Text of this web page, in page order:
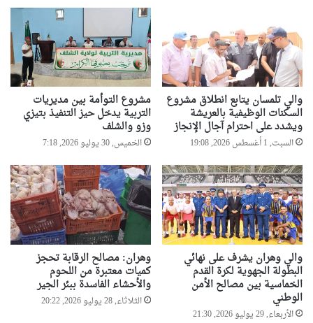
والي تلمسان يتابع انطلاق مشروع
السكنات الوظيفية بالعريشة
ويشدد على احترام آجال الإنجاز
السبت, 1 أغسطس 2026, 19:08
مشروع التوأمة بين مديريات
التربية يدخل حيز التنفيذ بتيزي
وزو والشلف
الخميس, 30 يوليو 2026, 7:18
والي وهران يشرف على نهائي
البطولة الجهوية لكرة القدم
الخماسية بين مصالح الأمن
الوطني
الأربعاء, 29 يوليو 2026, 21:30
وهران: مصالح الرقابة تحجز
كميات معتبرة من اللحوم
والأحشاء الفاسدة ببئر الجير
الثلاثاء, 28 يوليو 2026, 20:22